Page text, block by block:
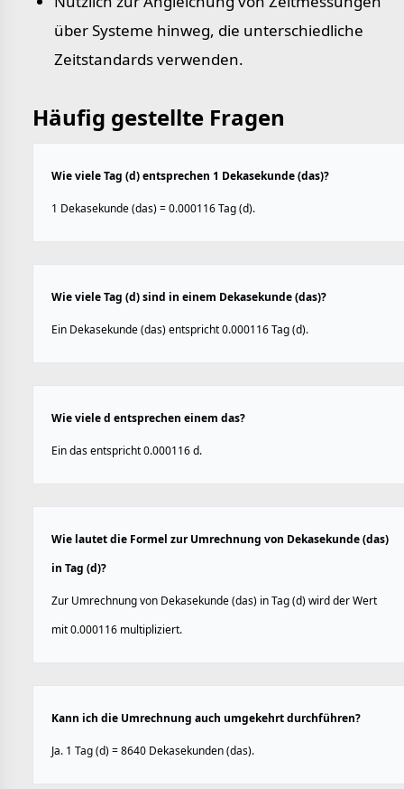
über Systeme hinweg, die unterschiedliche
Zeitstandards verwenden.
Häufig gestellte Fragen
Wie viele Tag (d) entsprechen 1 Dekasekunde (das)?
1 Dekasekunde (das) = 0.000116 Tag (d).
Wie viele Tag (d) sind in einem Dekasekunde (das)?
Ein Dekasekunde (das) entspricht 0.000116 Tag (d).
Wie viele d entsprechen einem das?
Ein das entspricht 0.000116 d.
Wie lautet die Formel zur Umrechnung von Dekasekunde (das)
in Tag (d)?
Zur Umrechnung von Dekasekunde (das) in Tag (d) wird der Wert
mit 0.000116 multipliziert.
Kann ich die Umrechnung auch umgekehrt durchführen?
Ja. 1 Tag (d) = 8640 Dekasekunden (das).